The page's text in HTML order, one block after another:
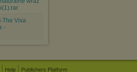
The Vixa
-
Help Publishers Platform